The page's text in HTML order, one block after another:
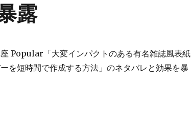
露
Popular「大変インパクトのある有名雑誌風表紙
を短時間で作成する方法」のネタバレと効果を暴